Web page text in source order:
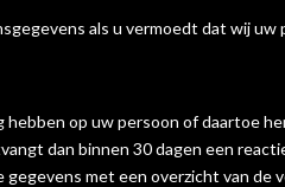
als u vermoedt dat wij uw
op uw persoon of daartoe
dan binnen 30 dagen een
met een overzicht van de